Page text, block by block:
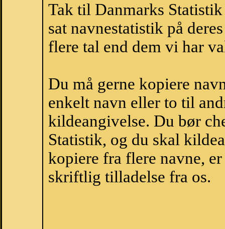
Tak til Danmarks
sat navnestatistik på
flere tal end dem vi har
Du må gerne kopiere
enkelt navn eller to til
kildeangivelse. Du bør
Statistik, og du skal
kopiere fra flere navne,
skriftlig tilladelse fra os.